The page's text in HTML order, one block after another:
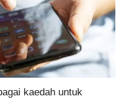
kaedah untuk